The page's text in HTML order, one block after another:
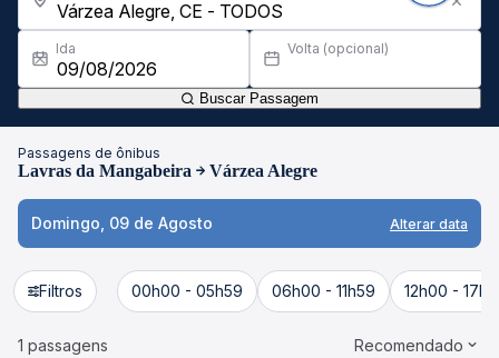
Ida Volta (opcional)
Buscar Passagem
Passagens de ônibus
Lavras da Mangabeira Várzea Alegre
Domingo, 09 de Agosto Alterar data
Filtros 00h00 - 05h59 06h00 - 11h59 12h00 -
1 passagens Recomendado